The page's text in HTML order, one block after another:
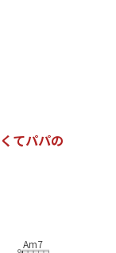
く てパパの
Am7